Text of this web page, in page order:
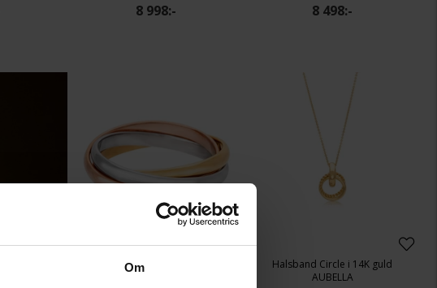
Om
8 998:- 8 498:-
Ring Tricolor i 14K guld
Halsband Circle i 14K guld
AUBELLA